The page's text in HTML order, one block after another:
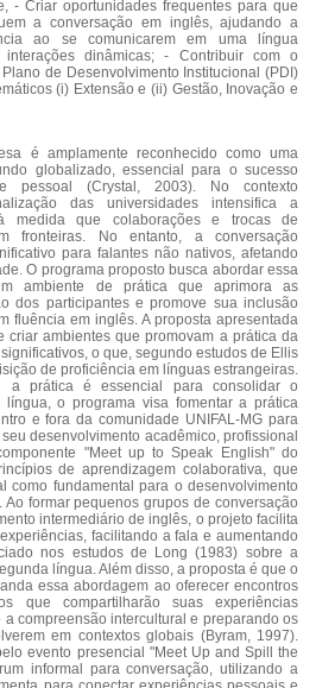
- Criar oportunidades frequentes para que
a conversação em inglês, ajudando a
ao se comunicarem em uma língua
dinâmicas; - Contribuir com o
de Desenvolvimento Institucional (PDI)
(i) Extensão e (ii) Gestão, Inovação e
é amplamente reconhecido como uma
globalizado, essencial para o sucesso
pessoal (Crystal, 2003). No contexto
das universidades intensifica a
medida que colaborações e trocas de
fronteiras. No entanto, a conversação
para falantes não nativos, afetando
O programa proposto busca abordar essa
ambiente de prática que aprimora as
dos participantes e promove sua inclusão
fluência em inglês. A proposta apresentada
criar ambientes que promovam a prática da
o que, segundo estudos de Ellis
de proficiência em línguas estrangeiras.
a prática é essencial para consolidar o
o programa visa fomentar a prática
e fora da comunidade UNIFAL-MG para
desenvolvimento acadêmico, profissional
"Meet up to Speak English" do
de aprendizagem colaborativa, que
como fundamental para o desenvolvimento
Ao formar pequenos grupos de conversação
intermediário de inglês, o projeto facilita
facilitando a fala e aumentando
nos estudos de Long (1983) sobre a
língua. Além disso, a proposta é que o
essa abordagem ao oferecer encontros
que compartilharão suas experiências
compreensão intercultural e preparando os
em contextos globais (Byram, 1997).
evento presencial "Meet Up and Spill the
informal para conversação, utilizando a